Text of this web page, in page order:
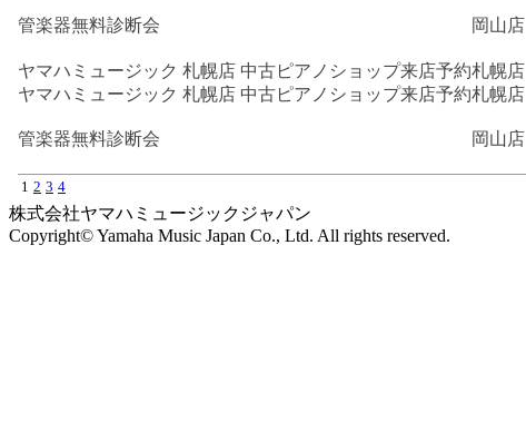
管楽器無料診断会 岡山店
ヤマハミュージック 札幌店 中古ピアノショップ来店予約札幌店
ヤマハミュージック 札幌店 中古ピアノショップ来店予約札幌店
管楽器無料診断会 岡山店
1 2 3 4
株式会社ヤマハミュージックジャパン
Copyright© Yamaha Music Japan Co., Ltd. All rights reserved.